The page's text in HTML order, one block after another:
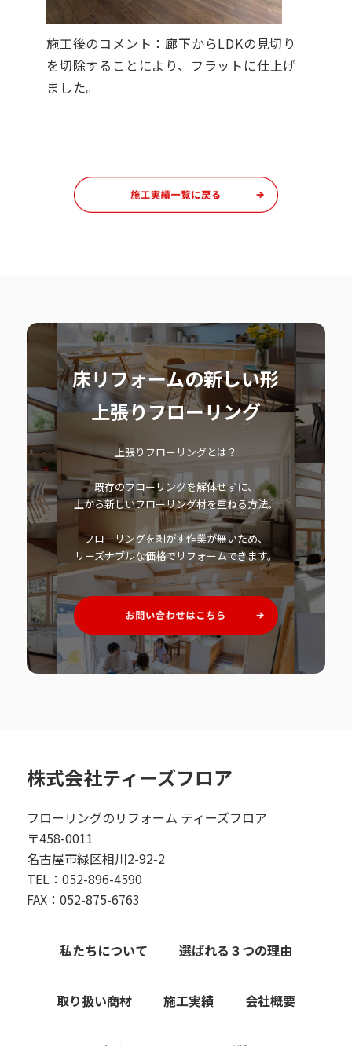
施工後のコメント：廊下からLDKの見切り
を切除することにより、フラットに仕上げ
ました。
床リフォームの新しい形
上張りフローリング
上張りフローリングとは？
既存のフローリングを解体せずに、
上から新しいフローリング材を重ねる方法。
フローリングを剥がす作業が無いため、
リーズナブルな価格でリフォームできます。
株式会社ティーズフロア
フローリングのリフォーム ティーズフロア
〒458-0011
名古屋市緑区相川2-92-2
TEL：052-896-4590
FAX：052-875-6763
私たちについて 選ばれる３つの理由
取り扱い商材 施工実績 会社概要